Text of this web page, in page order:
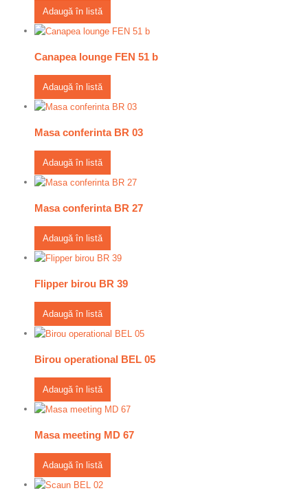
Adaugă în listă
Canapea lounge FEN 51 b
Adaugă în listă
Masa conferinta BR 03
Adaugă în listă
Masa conferinta BR 27
Adaugă în listă
Flipper birou BR 39
Adaugă în listă
Birou operational BEL 05
Adaugă în listă
Masa meeting MD 67
Adaugă în listă